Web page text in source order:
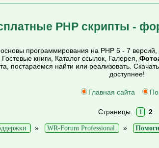
PHP скрипты -
программирования на PHP 5 - 7
, Гостевые книги, Каталог ссылок, Галерея,
постараемся найти или реализовать.
доступнее!
Главная сайта
Страницы: 1 2
» WR-Forum Professional »